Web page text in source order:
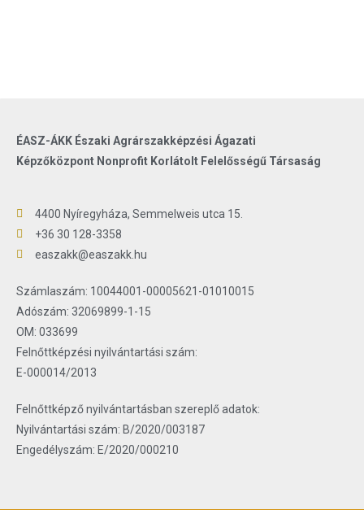
ÉASZ-ÁKK Északi Agrárszakképzési Ágazati
Képzőközpont Nonprofit Korlátolt Felelősségű Társaság
4400 Nyíregyháza, Semmelweis utca 15.
+36 30 128-3358
easzakk@easzakk.hu
Számlaszám: 10044001-00005621-01010015
Adószám: 32069899-1-15
OM: 033699
Felnőttképzési nyilvántartási szám:
E-000014/2013
Felnőttképző nyilvántartásban szereplő adatok:
Nyilvántartási szám: B/2020/003187
Engedélyszám: E/2020/000210